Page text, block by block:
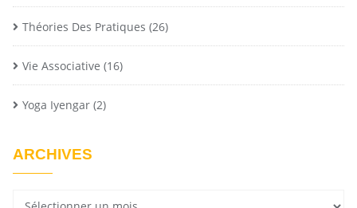
Théories Des Pratiques (26)
Vie Associative (16)
Yoga Iyengar (2)
ARCHIVES